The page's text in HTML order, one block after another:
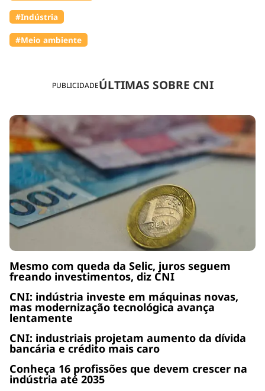
PUBLICIDADEÚLTIMAS SOBRE CNI
Mesmo com queda da Selic, juros seguem
freando investimentos, diz CNI
CNI: indústria investe em máquinas novas,
mas modernização tecnológica avança
lentamente
CNI: industriais projetam aumento da dívida
bancária e crédito mais caro
Conheça 16 profissões que devem crescer na
indústria até 2035
#Indústria
#Meio ambiente